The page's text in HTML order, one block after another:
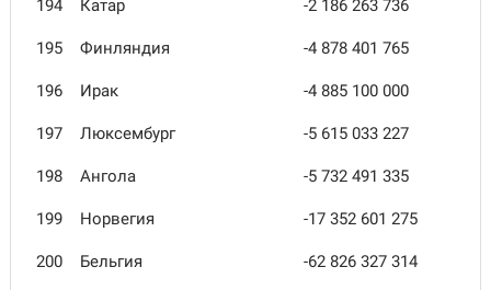
194 Катар -2 186 263 736
195 Финляндия -4 878 401 765
196 Ирак -4 885 100 000
197 Люксембург -5 615 033 227
198 Ангола -5 732 491 335
199 Норвегия -17 352 601 275
200 Бельгия -62 826 327 314